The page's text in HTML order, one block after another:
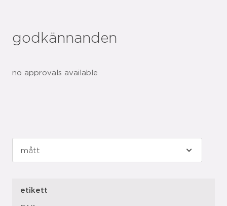
godkännanden
no approvals available
etikett